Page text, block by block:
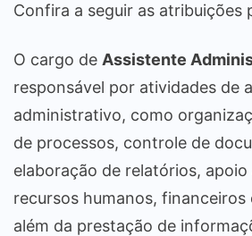
Confira a seguir as atribuições
O cargo de Assistente
responsável por atividades de
administrativo, como
de processos, controle de
elaboração de relatórios, apoio
recursos humanos, financeiros
além da prestação de